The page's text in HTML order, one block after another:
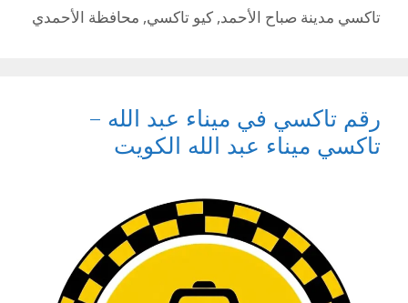
تاكسي مدينة صباح الأحمد, كيو تاكسي, محافظة الأحمدي
رقم تاكسي في ميناء عبد الله –
تاكسي ميناء عبد الله الكويت